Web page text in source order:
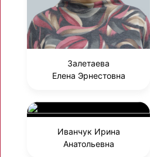
Залетаева
Елена Эрнестовна
Иванчук Ирина
Анатольевна